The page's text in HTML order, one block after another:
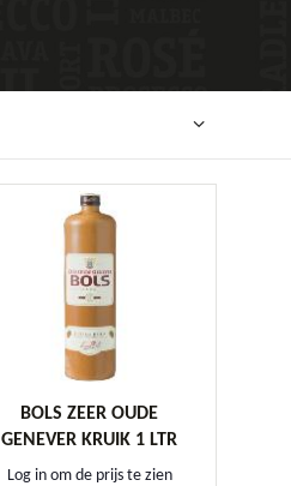
BOLS ZEER OUDE
GENEVER KRUIK 1 LTR
Log in om de prijs te zien